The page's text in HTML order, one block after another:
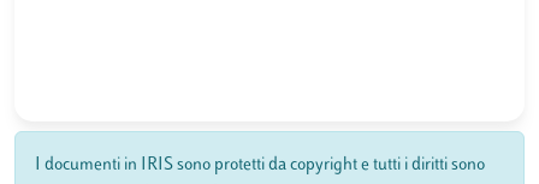
I documenti in IRIS sono protetti da copyright e tutti i diritti sono